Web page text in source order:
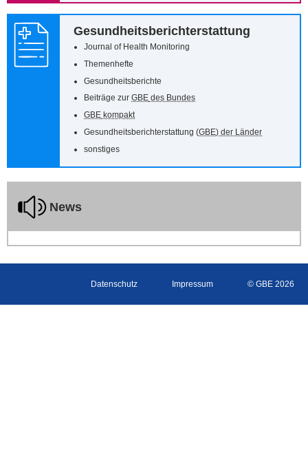
Gesundheitsberichterstattung
Journal of Health Monitoring
Themenhefte
Gesundheitsberichte
Beiträge zur GBE des Bundes
GBE kompakt
Gesundheitsberichterstattung (GBE) der Länder
sonstiges
News
Datenschutz Impressum © GBE 2026